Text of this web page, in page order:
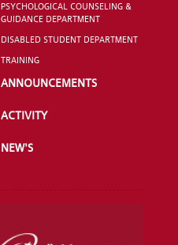
PSYCHOLOGICAL COUNSELING &
GUIDANCE DEPARTMENT
DISABLED STUDENT DEPARTMENT
TRAINING
ANNOUNCEMENTS
ACTIVITY
NEW'S